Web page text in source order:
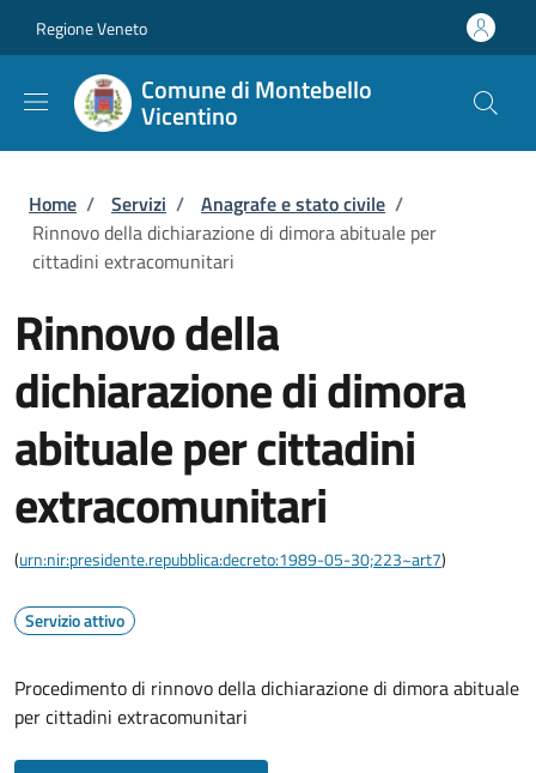
Regione Veneto
Comune di Montebello
Vicentino
Briciole di pane
Home / Servizi / Anagrafe e stato civile /
Rinnovo della dichiarazione di dimora abituale per
cittadini extracomunitari
Rinnovo della
dichiarazione di dimora
abituale per cittadini
extracomunitari
(urn:nir:presidente.repubblica:decreto:1989-05-30;223~art7)
Servizio attivo
Procedimento di rinnovo della dichiarazione di dimora abituale
per cittadini extracomunitari